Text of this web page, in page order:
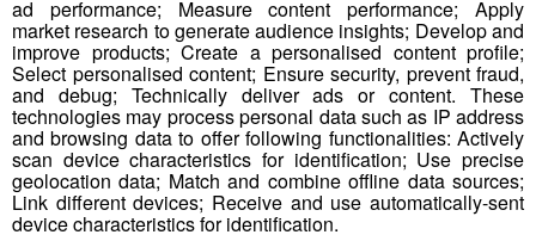
Participez à la3ème éditionde l’Arly Cimes Trailà
Crest Voland Cohennoz un rendez-vous sportif nature et
convivial pour toute la famille avec différents parcours
trail pour tous même pour les enfants !
Départ 8hpour l’Arly Cimes
ad performance; Measure content performance; Apply
market research to generate audience insights; Develop and
improve products; Create a personalised content profile;
Select personalised content; Ensure security, prevent fraud,
and debug; Technically deliver ads or content. These
technologies may process personal data such as IP address
and browsing data to offer following functionalities: Actively
scan device characteristics for identification; Use precise
geolocation data; Match and combine offline data sources;
Link different devices; Receive and use automatically-sent
device characteristics for identification.